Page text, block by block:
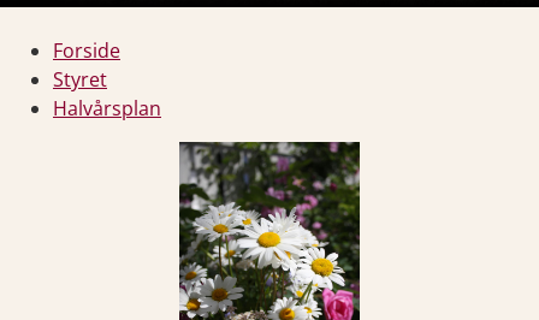
Forside
Styret
Halvårsplan